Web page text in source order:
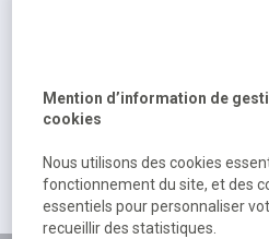
excuser pour la
Retour
Mention d’information de
cookies
Nous utilisons des cookies
fonctionnement du site, et des
essentiels pour personnaliser
recueillir des statistiques.